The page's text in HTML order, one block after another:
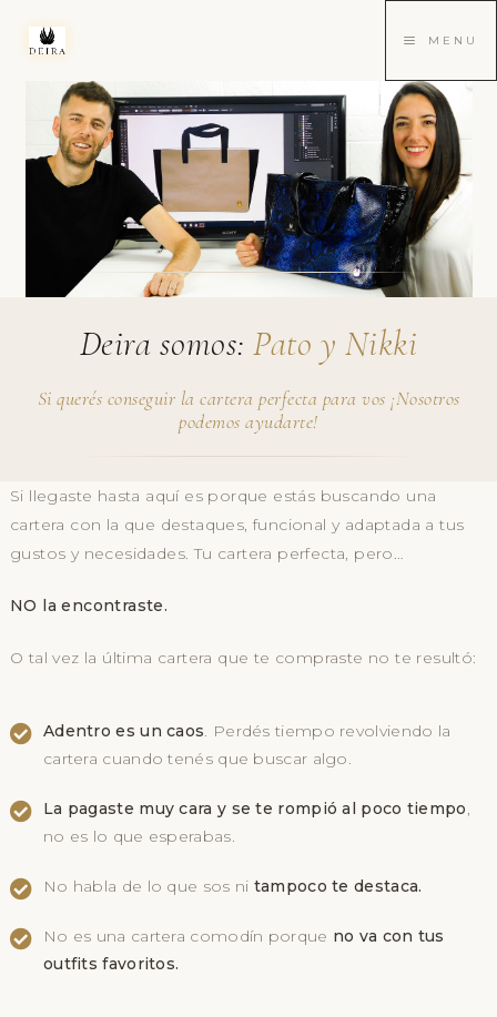
MENU
Deira somos:Pato y Nikki
Si querés conseguir la cartera perfecta para vos ¡Nosotros
podemos ayudarte!
Si llegaste hasta aquí es porque estás buscando una
cartera con la que destaques, funcional y adaptada a tus
gustos y necesidades. Tu cartera perfecta, pero…
NO la encontraste.
O tal vez la última cartera que te compraste no te resultó:
Adentro es un caos . Perdés tiempo revolviendo la
cartera cuando tenés que buscar algo.
La pagaste muy cara y se te rompió al poco tiempo
no es lo que esperabas.
No habla de lo que sos ni tampoco te destaca.
No es una cartera comodín porque no va con tus
outfits favoritos.